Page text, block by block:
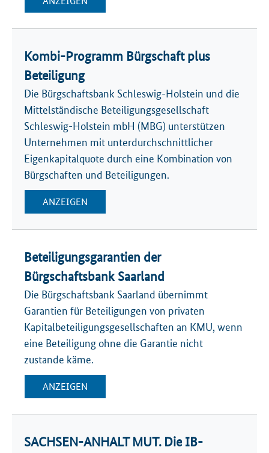
Kombi-Programm Bürgschaft plus
Beteiligung
Die Bürgschaftsbank Schleswig-Holstein und die
Mittelständische Beteiligungsgesellschaft
Schleswig-Holstein mbH (MBG) unterstützen
Unternehmen mit unterdurchschnittlicher
Eigenkapitalquote durch eine Kombination von
Bürgschaften und Beteiligungen.
ANZEIGEN
Beteiligungsgarantien der
Bürgschaftsbank Saarland
Die Bürgschaftsbank Saarland übernimmt
Garantien für Beteiligungen von privaten
Kapitalbeteiligungsgesellschaften an KMU, wenn
eine Beteiligung ohne die Garantie nicht
zustande käme.
ANZEIGEN
SACHSEN-ANHALT MUT. Die IB-